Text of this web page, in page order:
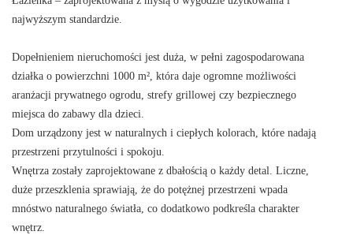
najwyższym standardzie.
Dopełnieniem nieruchomości jest duża, w pełni zagospodarowana
działka o powierzchni 1000 m², która daje ogromne możliwości
aranżacji prywatnego ogrodu, strefy grillowej czy bezpiecznego
miejsca do zabawy dla dzieci.
Dom urządzony jest w naturalnych i ciepłych kolorach, które nadają
przestrzeni przytulności i spokoju.
Wnętrza zostały zaprojektowane z dbałością o każdy detal. Liczne,
duże przeszklenia sprawiają, że do potężnej przestrzeni wpada
mnóstwo naturalnego światła, co dodatkowo podkreśla charakter
wnętrz.